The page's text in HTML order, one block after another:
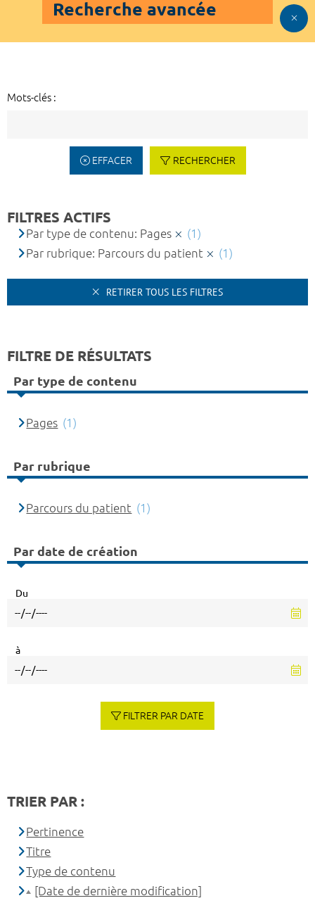
Recherche avancée
Mots-clés :
EFFACER RECHERCHER
FILTRES ACTIFS
Par type de contenu: Pages
(1)
Par rubrique: Parcours du patient
(1)
RETIRER TOUS LES FILTRES
FILTRE DE RÉSULTATS
Par type de contenu
Pages (1)
Par rubrique
Parcours du patient (1)
Par date de création
Du
à
FILTRER PAR DATE
TRIER PAR :
Pertinence
Titre
Type de contenu
[Date de dernière modification]